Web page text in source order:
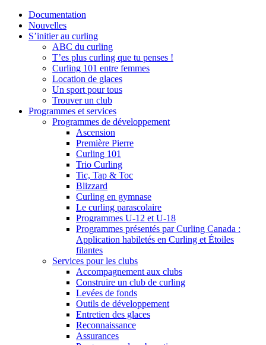
Documentation
Nouvelles
S’initier au curling
ABC du curling
T’es plus curling que tu penses !
Curling 101 entre femmes
Location de glaces
Un sport pour tous
Trouver un club
Programmes et services
Programmes de développement
Ascension
Première Pierre
Curling 101
Trio Curling
Tic, Tap & Toc
Blizzard
Curling en gymnase
Le curling parascolaire
Programmes U-12 et U-18
Programmes présentés par Curling Canada :
Application habiletés en Curling et Étoiles
filantes
Services pour les clubs
Accompagnement aux clubs
Construire un club de curling
Levées de fonds
Outils de développement
Entretien des glaces
Reconnaissance
Assurances